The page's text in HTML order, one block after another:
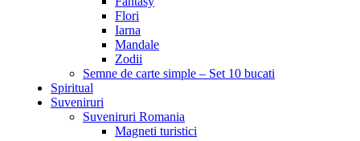
Flori
Iarna
Mandale
Zodii
Semne de carte simple – Set 10 bucati
Spiritual
Suveniruri
Suveniruri Romania
Magneti turistici